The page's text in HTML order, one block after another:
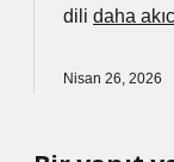
dili daha
Nisan 26, 2026